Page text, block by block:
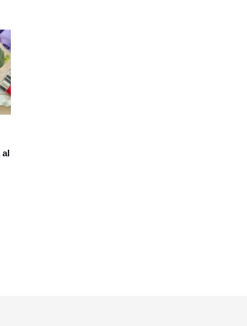
al